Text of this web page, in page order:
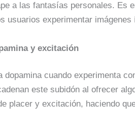
a las fantasías personales. Es
usuarios experimentar
y excitación
dopamina cuando experimenta
este subidón al ofrecer
placer y excitación, haciendo